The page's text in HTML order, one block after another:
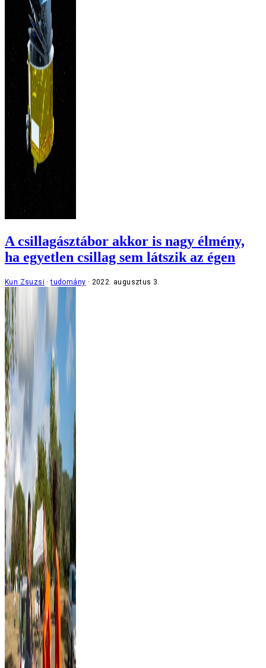
A csillagásztábor akkor is nagy élmény,
ha egyetlen csillag sem látszik az égen
Kun Zsuzsi tudomány 2022. augusztus 3.